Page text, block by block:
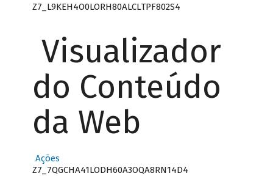
Z7_L9KEH4O0LORH80ALCLTPF802S4
Visualizador
do Conteúdo
da Web
Ações
Z7_7QGCHA41LODH60A3OQA8RN14D4